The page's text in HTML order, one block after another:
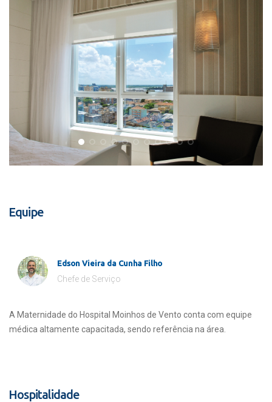
Equipe
Edson Vieira da Cunha Filho
Chefe de Serviço
A Maternidade do Hospital Moinhos de Vento conta com equipe
médica altamente capacitada, sendo referência na área.
Hospitalidade